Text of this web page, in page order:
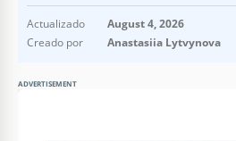
Actualizado
August 4, 2026
Creado por
Anastasiia Lytvynova
ADVERTISEMENT